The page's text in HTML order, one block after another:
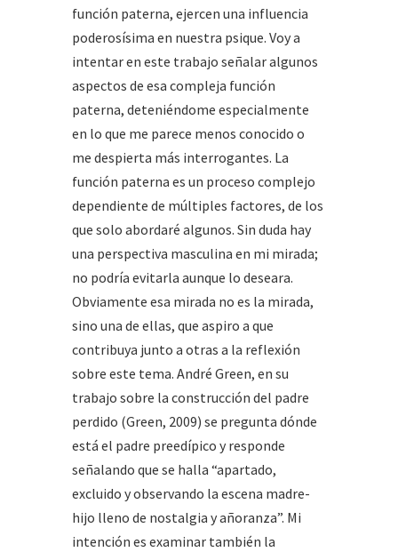
función paterna, ejercen una influencia
poderosísima en nuestra psique. Voy a
intentar en este trabajo señalar algunos
aspectos de esa compleja función
paterna, deteniéndome especialmente
en lo que me parece menos conocido o
me despierta más interrogantes. La
función paterna es un proceso complejo
dependiente de múltiples factores, de los
que solo abordaré algunos. Sin duda hay
una perspectiva masculina en mi mirada;
no podría evitarla aunque lo deseara.
Obviamente esa mirada no es la mirada,
sino una de ellas, que aspiro a que
contribuya junto a otras a la reflexión
sobre este tema. André Green, en su
trabajo sobre la construcción del padre
perdido (Green, 2009) se pregunta dónde
está el padre preedípico y responde
señalando que se halla “apartado,
excluido y observando la escena madre-
hijo lleno de nostalgia y añoranza”. Mi
intención es examinar también la